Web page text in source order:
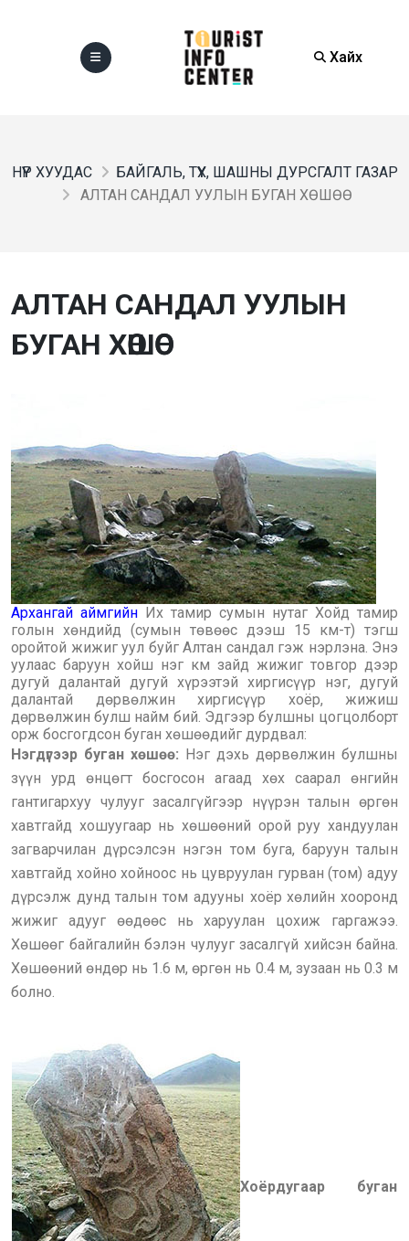
Хайх
НҮҮР ХУУДАС
БАЙГАЛЬ, ТҮҮХ, ШАШНЫ ДУРСГАЛТ ГАЗАР
АЛТАН САНДАЛ УУЛЫН БУГАН ХӨШӨӨ
АЛТАН САНДАЛ УУЛЫН
БУГАН ХӨШӨӨ
Архангай аймгийн Их тамир сумын нутаг Хойд тамир
голын хөндийд (сумын төвөөс дээш 15 км-т) тэгш
оройтой жижиг уул буйг Алтан сандал гэж нэрлэна. Энэ
уулаас баруун хойш нэг км зайд жижиг товгор дээр
дугуй далантай дугуй хүрээтэй хиргисүүр нэг, дугуй
далантай дөрвөлжин хиргисүүр хоёр, жижиш
дөрвөлжин булш найм бий. Эдгээр булшны цогцолборт
орж босгогдсон буган хөшөөдийг дурдвал:
Нэгдүгээр буган хөшөө: Нэг дэхь дөрвөлжин булшны
зүүн урд өнцөгт босгосон агаад хөх саарал өнгийн
гантигархуу чулууг засалгүйгээр нүүрэн талын өргөн
хавтгайд хошуугаар нь хөшөөний орой руу хандуулан
загварчилан дүрсэлсэн нэгэн том буга, баруун талын
хавтгайд хойно хойноос нь цувруулан гурван (том) адуу
дүрсэлж дунд талын том адууны хоёр хөлийн хооронд
жижиг адууг өөдөөс нь харуулан цохиж гаргажээ.
Хөшөөг байгалийн бэлэн чулууг засалгүй хийсэн байна.
Хөшөөний өндөр нь 1.6 м, өргөн нь 0.4 м, зузаан нь 0.3 м
болно.
Хоёрдугаар буган